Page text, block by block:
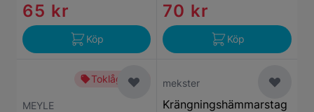
65 kr
Köp
70 kr
Köp
Toklågt pris
MEYLE
mekster
Krängningshämmarstag